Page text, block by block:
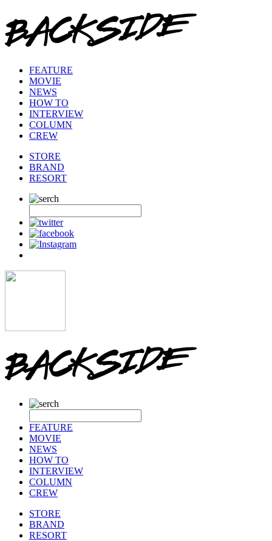
FEATURE
MOVIE
NEWS
HOW TO
INTERVIEW
COLUMN
CREW
STORE
BRAND
RESORT
FEATURE
MOVIE
NEWS
HOW TO
INTERVIEW
COLUMN
CREW
STORE
BRAND
RESORT